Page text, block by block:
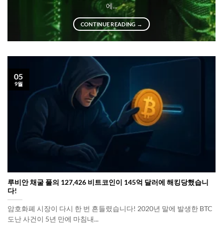
에...
CONTINUE READING →
루비안 채굴 풀의 127,426 비트코인이 145억 달러에 해킹당했습니
다!
암호화폐 시장이 다시 한 번 흔들렸습니다! 2020년 말에 발생한 BTC
도난 사건이 5년 만에 마침내...
05
9월